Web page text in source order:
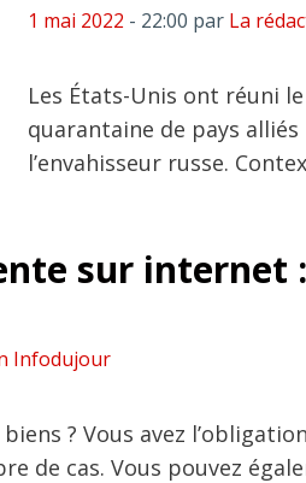
1 mai 2022 - 22:00 par La
Les États-Unis ont réuni
quarantaine de pays
l’envahisseur russe.
sur internet
Infodujour
? Vous avez
de cas. Vous pouvez